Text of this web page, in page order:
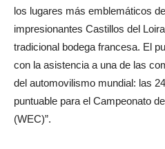
los lugares más emblemáticos
impresionantes Castillos del
tradicional bodega francesa. El
con la asistencia a una de las
del automovilismo mundial: las
puntuable para el Campeonato
(WEC)”.